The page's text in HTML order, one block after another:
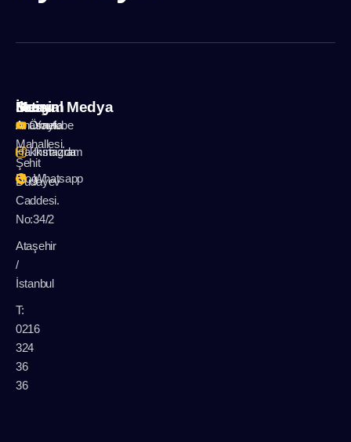
İletişim
A: Örnek
Mahallesi.
Şehit
Dudayev
Caddesi.
No:34/2
Ataşehir
/
İstanbul
T:
0216
324
36
36
Menu
Anasayfa
Hakkımızda
Blog
Sosyal Medya
Youtube
Instagram
Whatsapp